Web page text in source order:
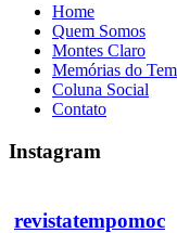
Home
Quem Somos
Montes Claro
Memórias do
Coluna Social
Contato
Instagram
revistatempomoc